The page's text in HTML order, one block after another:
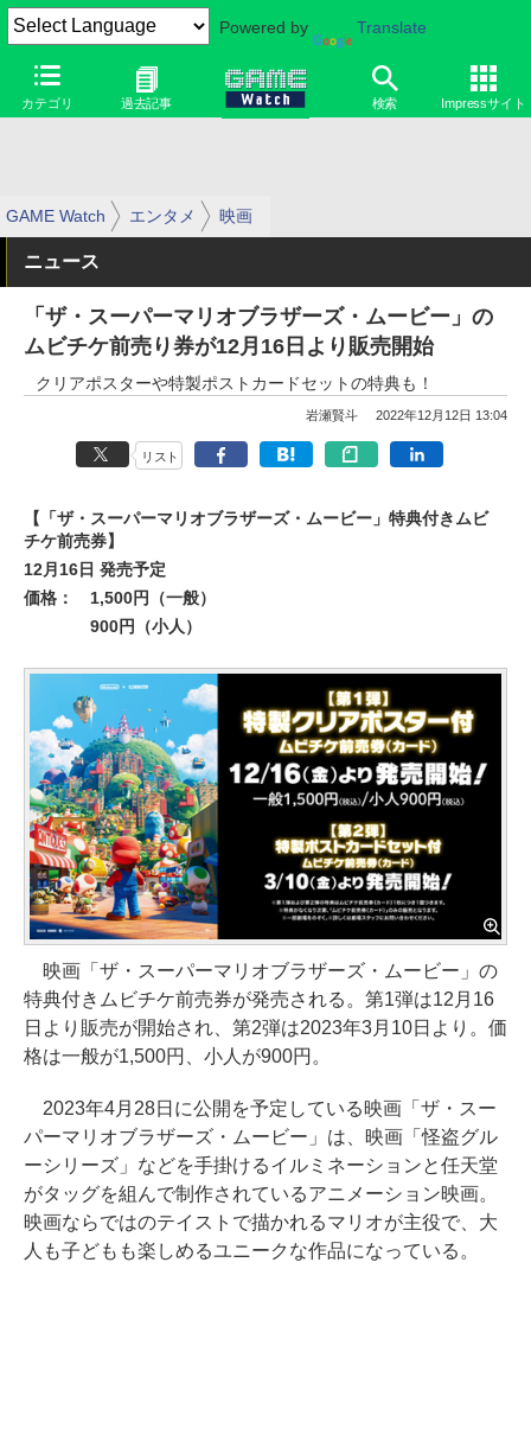
Powered by Translate
カテゴリ 過去記事 検索 Impressサイト
GAME Watch エンタメ 映画
ニュース
「ザ・スーパーマリオブラザーズ・ムービー」の
ムビチケ前売り券が12月16日より販売開始
クリアポスターや特製ポストカードセットの特典も！
岩瀬賢斗 2022年12月12日 13:04
リスト
【「ザ・スーパーマリオブラザーズ・ムービー」特典付きムビ
チケ前売券】
12月16日 発売予定
価格：
1,500円（一般）
900円（小人）
映画「ザ・スーパーマリオブラザーズ・ムービー」の
特典付きムビチケ前売券が発売される。第1弾は12月16
日より販売が開始され、第2弾は2023年3月10日より。価
格は一般が1,500円、小人が900円。
2023年4月28日に公開を予定している映画「ザ・スー
パーマリオブラザーズ・ムービー」は、映画「怪盗グル
ーシリーズ」などを手掛けるイルミネーションと任天堂
がタッグを組んで制作されているアニメーション映画。
映画ならではのテイストで描かれるマリオが主役で、大
人も子どもも楽しめるユニークな作品になっている。